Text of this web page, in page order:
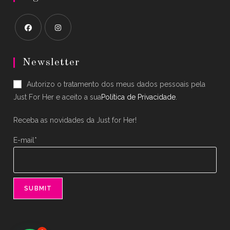
in
new
tab
in
new
tab
Newsletter
Autorizo o tratamento dos meus dados pessoais pela
Just For Her e aceito a suaPolítica de Privacidade.
Receba as novidades da Just for Her!
E-mail*